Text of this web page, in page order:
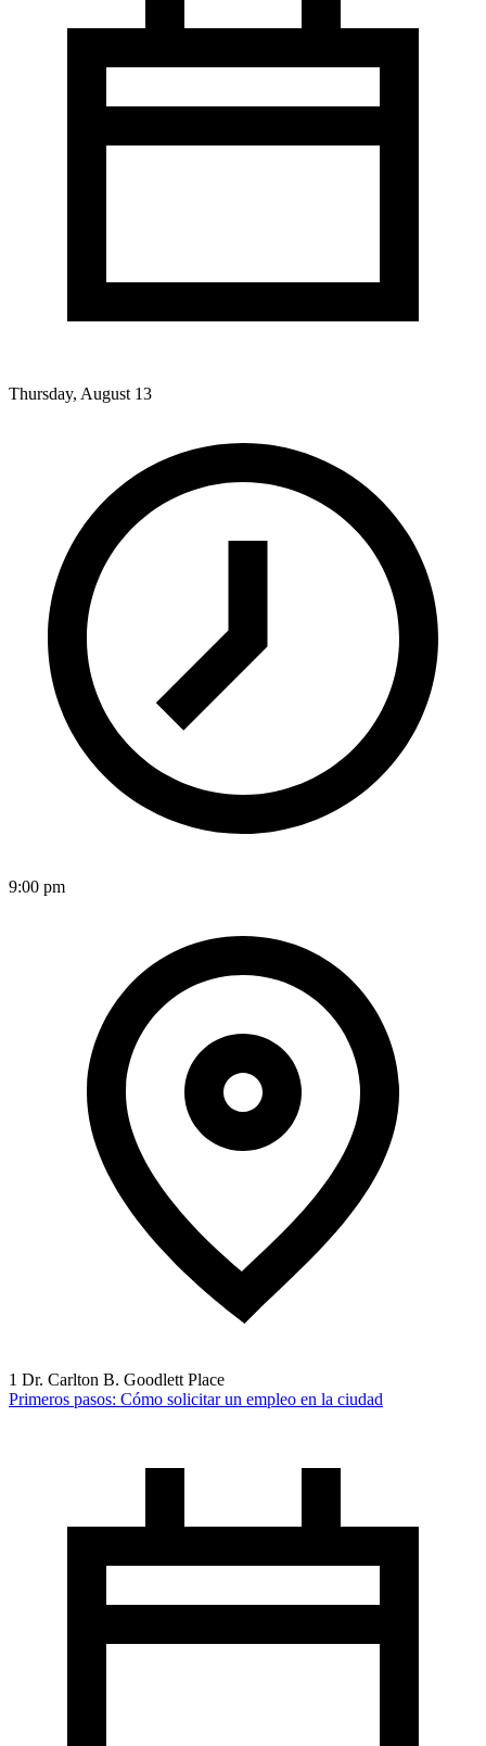
Thursday, August 13
9:00 pm
1 Dr. Carlton B. Goodlett Place
Primeros pasos: Cómo solicitar un empleo en la ciudad